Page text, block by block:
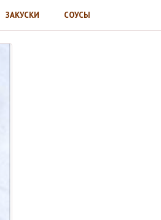
ЗАКУСКИ СОУСЫ